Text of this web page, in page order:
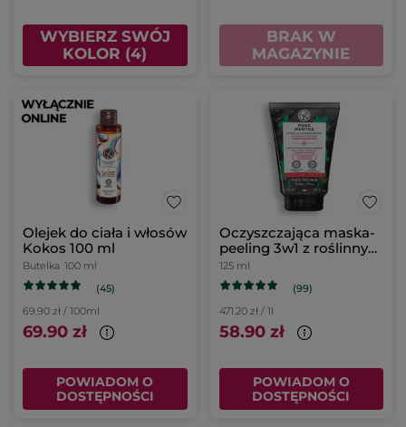
WYBIERZ SWÓJ
KOLOR (4)
BRAK W
MAGAZYNIE
Olejek do ciała i włosów
Kokos 100 ml
Butelka 100 ml
(45)
69.90 zł / 100ml
69.90 zł
POWIADOM O
DOSTĘPNOŚCI
Oczyszczająca maska-
peeling 3w1 z roślinnym
węglem
125 ml
(99)
471.20 zł / 1l
58.90 zł
POWIADOM O
DOSTĘPNOŚCI